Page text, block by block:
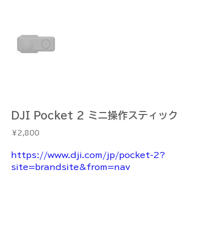
DJI Pocket 2 ミニ操作スティック
価
格
￥2,800
https://www.dji.com/jp/pocket-2?
site=brandsite&from=nav